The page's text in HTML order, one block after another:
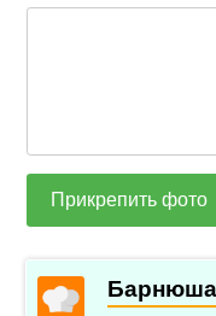
Прикрепить фото
Барнюша